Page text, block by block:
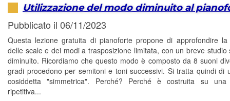
Utilizzazione del modo diminuito al
Pubblicato il 06/11/2023
Questa lezione gratuita di pianoforte propone di approfondire la
delle scale e dei modi a trasposizione limitata, con un breve studio
diminuito. Ricordiamo che questo modo è composto da 8 suoni
gradi procedono per semitoni e toni successivi. Si tratta quindi di
cosiddetta "simmetrica". Perché? Perché è costruita su una
ripetitiva...